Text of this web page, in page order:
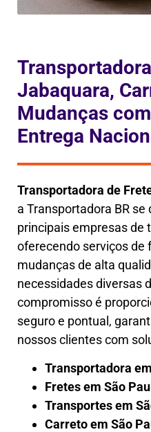
Jabaquara,
Mudanças
Entrega
Transportadora de
a Transportadora BR
principais empresas de
oferecendo serviços de
mudanças de alta
necessidades diversas
compromisso é
seguro e pontual,
nossos clientes com
Transportadora
Fretes em São
Transportes em
Carreto em São